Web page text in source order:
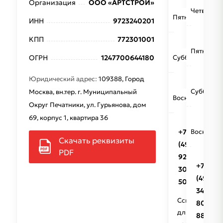
Организация ООО «АРТСТРОЙ»
ИНН 9723240201
КПП 772301001
ОГРН 1247700644180
Юридический адрес: 109388, Город
Москва, вн.тер. г. Муниципальный
Округ Печатники, ул. Гурьянова, дом
69, корпус 1, квартира 36
Скачать реквизиты
PDF
Пятница
Суббота
Воскресенье
+7
(495)
922
30
50
Ссылки
для
Четверг
Пятница
Суббота
+7
(499)
348-
80-
88